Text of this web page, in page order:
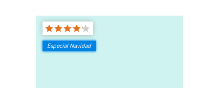
Especial Navidad